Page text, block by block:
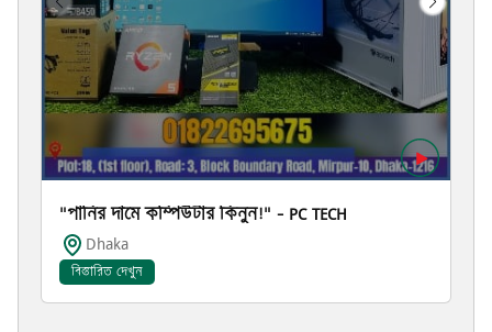
"পানির দামে কম্পিউটার কিনুন!" – PC TECH
Dhaka
বিস্তারিত দেখুন